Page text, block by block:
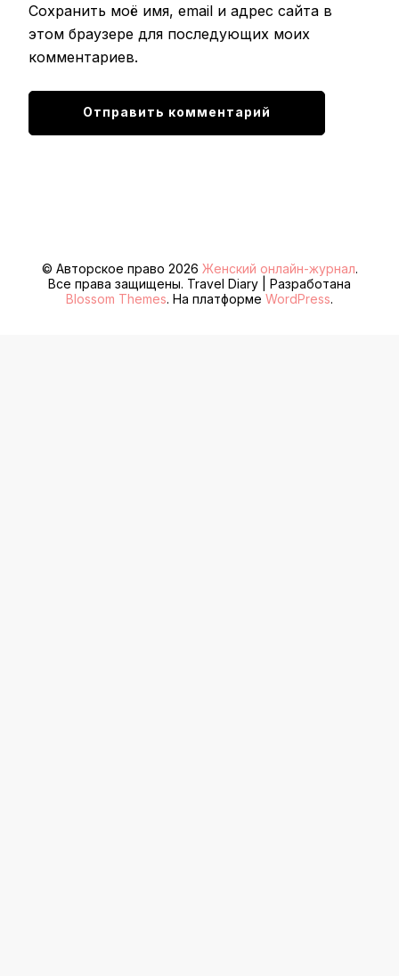
Сохранить моё имя, email и адрес сайта в
этом браузере для последующих моих
комментариев.
© Авторское право 2026 Женский онлайн-журнал.
Все права защищены. Travel Diary | Разработана
Blossom Themes. На платформе WordPress.